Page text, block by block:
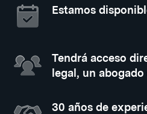
Estamos
Tendrá acceso
legal, un
30 años de